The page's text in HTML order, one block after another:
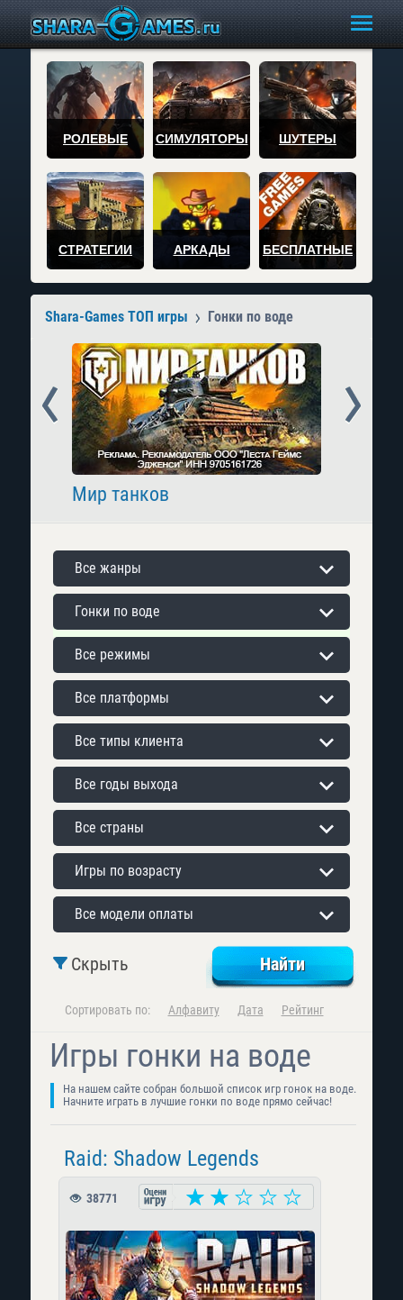
РОЛЕВЫЕ СИМУЛЯТОРЫ ШУТЕРЫ
СТРАТЕГИИ АРКАДЫ БЕСПЛАТНЫЕ
Shara-Games ТОП игры Гонки по воде
Мир танков
Prev
Все жанры
Гонки по воде
Все режимы
Все платформы
Все типы клиента
Все годы выхода
Все страны
Игры по возрасту
Все модели оплаты
Скрыть
Сортировать по: Алфавиту Дата Рейтинг
Игры гонки на воде
На нашем сайте собран большой список игр гонок на воде.
Начните играть в лучшие гонки по воде прямо сейчас!
Raid: Shadow Legends
38771